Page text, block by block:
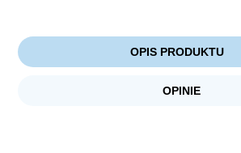
OPIS PRODUKTU
OPINIE